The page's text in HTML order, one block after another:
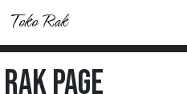
Toko Rak
Rak Page